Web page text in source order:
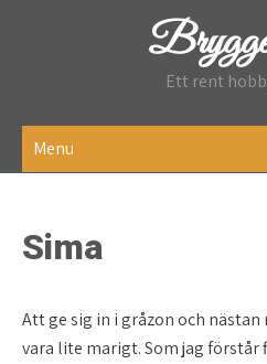
Ett rent
Menu
Sima
Att ge sig in i gråzon och
vara lite marigt. Som jag förstår